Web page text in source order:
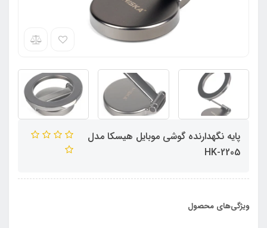
پایه نگهدارنده گوشی موبایل هیسکا مدل
HK-2205
ویژگی‌های محصول